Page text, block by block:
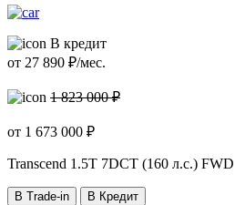
В кредит
от 27 890 ₽/мес.
1 823 000 ₽
от 1 673 000 ₽
Transcend 1.5T 7DCT (160 л.с.) FWD
В Trade-in В Кредит